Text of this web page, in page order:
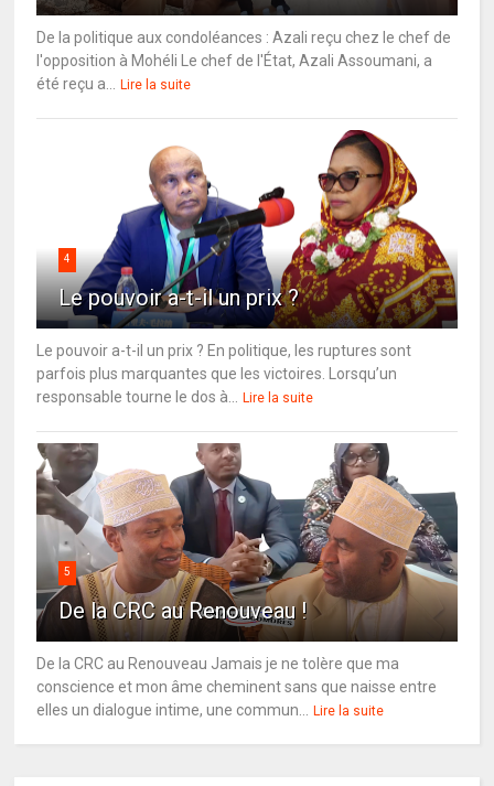
De la politique aux condoléances : Azali reçu chez le chef de
l'opposition à Mohéli Le chef de l'État, Azali Assoumani, a
été reçu a...
Lire la suite
4
Le pouvoir a-t-il un prix ?
Le pouvoir a-t-il un prix ? En politique, les ruptures sont
parfois plus marquantes que les victoires. Lorsqu’un
responsable tourne le dos à...
Lire la suite
5
De la CRC au Renouveau !
De la CRC au Renouveau Jamais je ne tolère que ma
conscience et mon âme cheminent sans que naisse entre
elles un dialogue intime, une commun...
Lire la suite